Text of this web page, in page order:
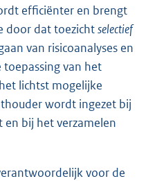
efficiënter en brengt
door dat toezichtselectief
van risicoanalyses en
van het
lichtst mogelijke
wordt ingezet bij
bij het verzamelen
voor de